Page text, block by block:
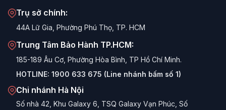
Trụ sở chính:
44A Lữ Gia, Phường Phú Thọ, TP. HCM
Trung Tâm Bảo Hành TP.HCM:
185-189 Âu Cơ, Phường Hòa Bình, TP Hồ Chí Minh.
HOTLINE: 1900 633 675 (Line nhánh bấm số 1)
Chi nhánh Hà Nội
Số nhà 42, Khu Galaxy 6, TSQ Galaxy Vạn Phúc, Số